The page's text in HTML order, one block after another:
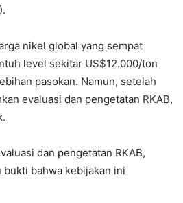
nikel global yang sempat
level sekitar US$12.000/ton
pasokan. Namun, setelah
evaluasi dan pengetatan RKAB,
dan pengetatan RKAB,
bukti bahwa kebijakan ini